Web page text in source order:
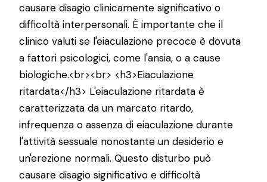
causare disagio clinicamente significativo o
difficoltà interpersonali. È importante che il
clinico valuti se l'eiaculazione precoce è dovuta
a fattori psicologici, come l'ansia, o a cause
biologiche.<br><br> <h3>Eiaculazione
ritardata</h3> L'eiaculazione ritardata è
caratterizzata da un marcato ritardo,
infrequenza o assenza di eiaculazione durante
l'attività sessuale nonostante un desiderio e
un'erezione normali. Questo disturbo può
causare disagio significativo e difficoltà